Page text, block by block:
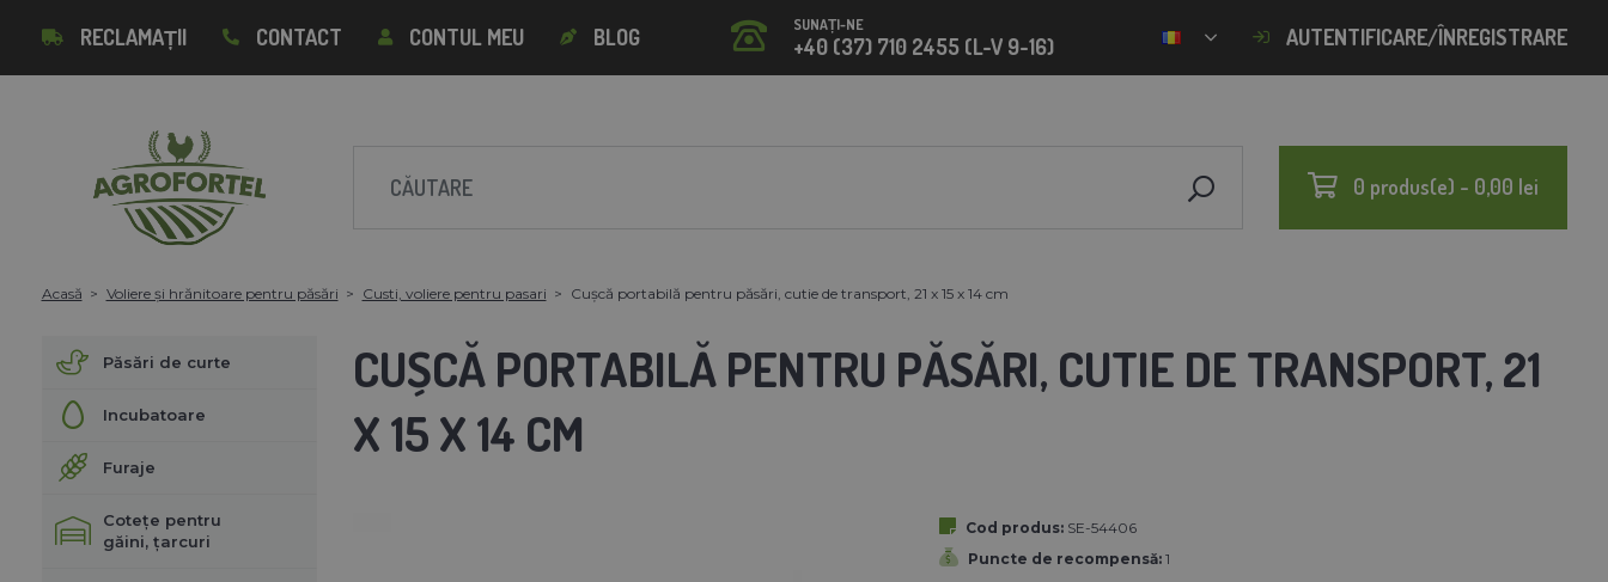
RECLAMAȚII CONTACT CONTUL MEU BLOG SUNAȚI-NE
+40 (37) 710 2455 (L-V 9-16) AUTENTIFICARE/ÎNREGISTRARE
0 produs(e) - 0,00 lei
Acasă Voliere și hrănitoare pentru păsări Custi, voliere pentru pasari Cușcă portabilă pentru păsări, cutie de transport, 21 x 15 x 14 cm
Păsări de curte
Incubatoare
Furaje
Cotețe pentru
găini, țarcuri
CUȘCĂ PORTABILĂ PENTRU PĂSĂRI, CUTIE DE TRANSPORT, 21
X 15 X 14 CM
Cod produs: SE-54406
Puncte de recompensă: 1